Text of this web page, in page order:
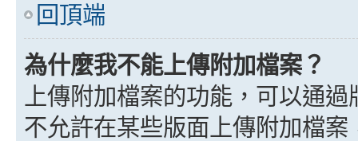
回頂端
為什麼我不能上傳附加檔案？
上傳附加檔案的功能，可以通
不允許在某些版面上傳附加檔